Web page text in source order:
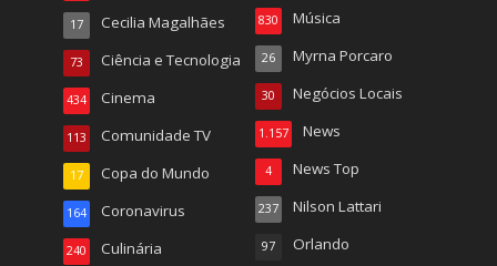
Cecilia Magalhães
17
Ciência e Tecnologia
73
Cinema
434
Comunidade TV
113
Copa do Mundo
17
Coronavirus
164
Culinária
240
Música
830
Myrna Porcaro
26
Negócios Locais
30
News
1.157
News Top
4
Nilson Lattari
237
Orlando
97